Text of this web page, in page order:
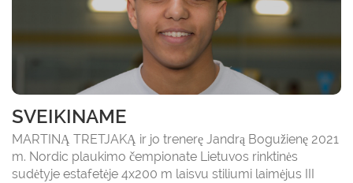
SVEIKINAME
MARTINĄ TRETJAKĄ ir jo trenerę Jandrą Bogužienę 2021
m. Nordic plaukimo čempionate Lietuvos rinktinės
sudėtyje estafetėje 4x200 m laisvu stiliumi laimėjus III